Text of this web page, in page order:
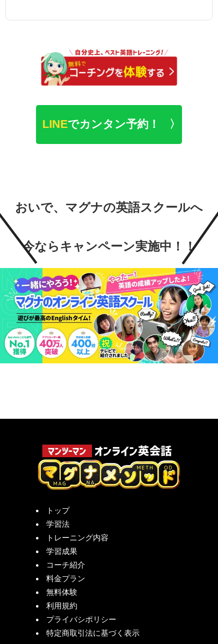
LINEでカンタン予約！
おいで、マグナの英語スクールへ
今ならキャンペーン実施中！！
トップ
学習法
トレーニング内容
学習成果
コーチ紹介
料金プラン
無料体験
利用規約
プライバシポリシー
特定商取引法に基づく表示